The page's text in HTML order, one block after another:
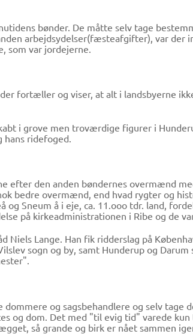
bønder. De måtte selv tage
arbejdsydelser(fæsteafgifter), var der
som var jordejerne.
fortæller og viser, at alt i landsbyerne
i grove men troværdige figurer i
ridefoged.
efter den anden bøndernes overmænd
bedre overmænd, end hvad rygter og
Sneum å i eje, ca. 11.ooo tdr. land,
på kirkeadministrationen i Ribe og de
Niels Lange. Han fik ridderslag på
sogn og by, samt Hunderup og
og sagsbehandlere og selv tage
og dom. Det med "til evig tid" varede
så grande og birk er nået sammen